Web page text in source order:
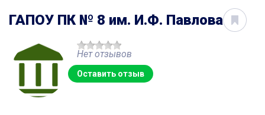
ГАПОУ ПК № 8 им. И.Ф. Павлова
Нет отзывов
Оставить отзыв